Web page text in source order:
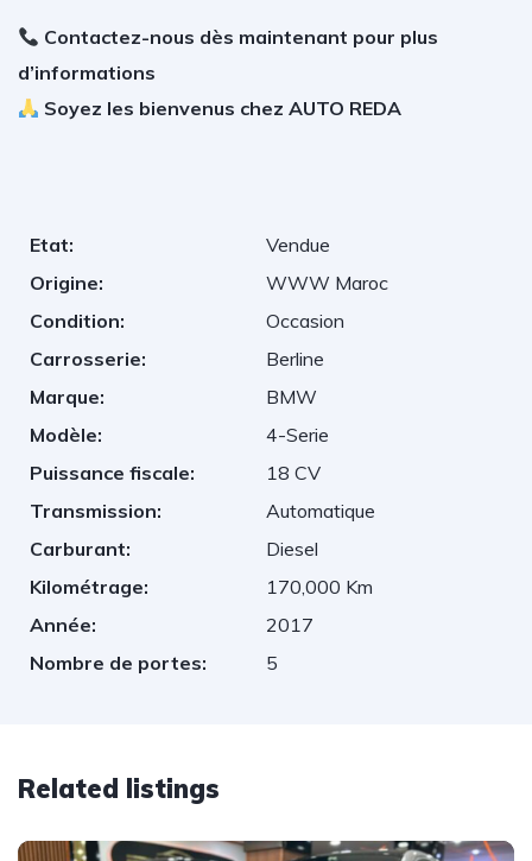
Contactez-nous dès maintenant pour plus
d’informations
Soyez les bienvenus chez AUTO REDA
Etat:
Vendue
Origine:
WWW Maroc
Condition:
Occasion
Carrosserie:
Berline
Marque:
BMW
Modèle:
4-Serie
Puissance fiscale:
18 CV
Transmission:
Automatique
Carburant:
Diesel
Kilométrage:
170,000 Km
Année:
2017
Nombre de portes:
5
Related listings